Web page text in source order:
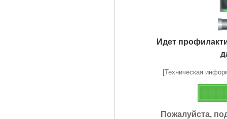
Идет
[Техническая
Пожалуйста,